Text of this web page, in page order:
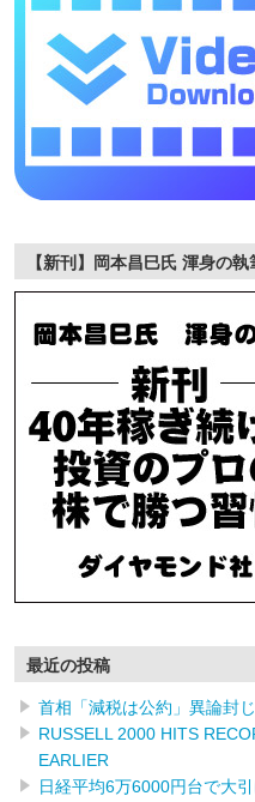
【新刊】岡本昌巳氏 渾身の執
最近の投稿
首相「減税は公約」異論封
RUSSELL 2000 HITS
EARLIER
日経平均6万6000円台で大